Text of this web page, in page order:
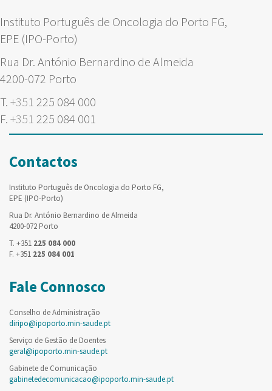
Instituto Português de Oncologia do Porto FG,
EPE (IPO-Porto)
Rua Dr. António Bernardino de Almeida
4200-072 Porto
T. +351 225 084 000
F. +351 225 084 001
Contactos
Instituto Português de Oncologia do Porto FG,
EPE (IPO-Porto)
Rua Dr. António Bernardino de Almeida
4200-072 Porto
T. +351 225 084 000
F. +351 225 084 001
Fale Connosco
Conselho de Administração
diripo@ipoporto.min-saude.pt
Serviço de Gestão de Doentes
geral@ipoporto.min-saude.pt
Gabinete de Comunicação
gabinetedecomunicacao@ipoporto.min-saude.pt